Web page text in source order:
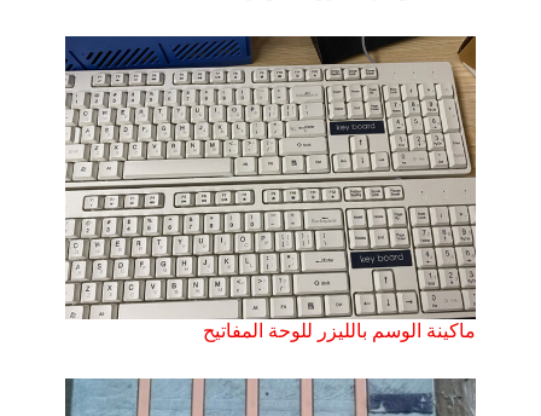
ماكينة الوسم بالليزر للوحة المفاتيح